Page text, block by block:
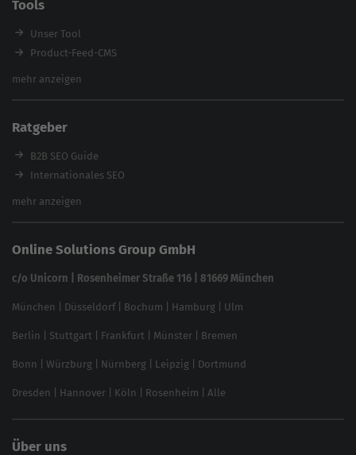
Enterprise SEO Agentur
Workshops
Tools
Unser Tool
Product-Feed-CMS
Website Analyse
Backlink-Check
Ladezeiten-Check
Brand Protection Tool
Website SEO Check
feed2content.ai
mehr anzeigen
Ratgeber
B2B SEO Guide
Internationales SEO
eCommerce SEO
In ChatGPT gefunden werden
Linkbuilding 2025
Local SEO
SEO für Online Shops
Brand Monitoring 2025
mehr anzeigen
Online Solutions Group GmbH
c/o Unicorn | Rosenheimer Straße 116 | 81669 München
München Düsseldorf| Bochum Hamburg Ulm
Berlin Stuttgart Frankfurt Münster Bremen
Bonn Würzburg Nürnberg Leipzig Dortmund
Dresden Hannover Köln Rosenheim Alle
Über uns